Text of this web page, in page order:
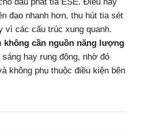
đạo nhanh hơn, thu hút tia sét
vì các cấu trúc xung quanh.
không cần nguồn năng lượng
hay rung động, nhờ đó
không phụ thuộc điều kiện bên